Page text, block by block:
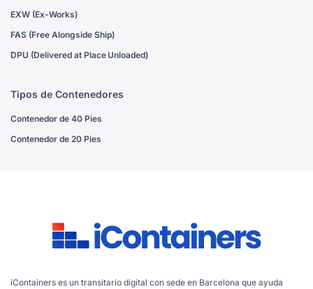
EXW (Ex-Works)
FAS (Free Alongside Ship)
DPU (Delivered at Place Unloaded)
Tipos de Contenedores
Contenedor de 40 Pies
Contenedor de 20 Pies
iContainers es un transitario digital con sede en Barcelona que ayuda